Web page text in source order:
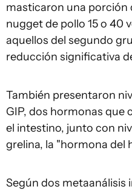
masticaron una porción
nugget de pollo 15 o 40
aquellos del segundo
reducción significativa
También presentaron
GIP, dos hormonas que
el intestino, junto con
grelina, la "hormona del
Según dos metaanálisis